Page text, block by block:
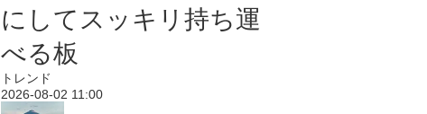
にしてスッキリ持ち運
べる板
トレンド
2026-08-02 11:00